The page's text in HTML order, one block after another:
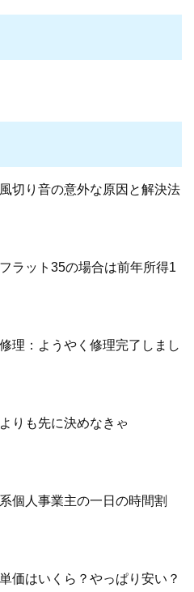
切り音の意外な原因と解決法
ラット35の場合は前年所得1
理：ようやく修理完了しまし
りも先に決めなきゃ
個人事業主の一日の時間割
価はいくら？やっぱり安い？